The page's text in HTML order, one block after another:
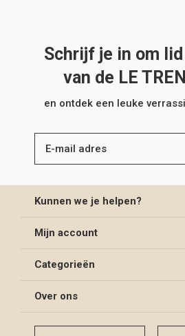
Schrijf je in om
van de LE
en ontdek een leuke
Kunnen we je helpen?
Mijn account
Categorieën
Over ons